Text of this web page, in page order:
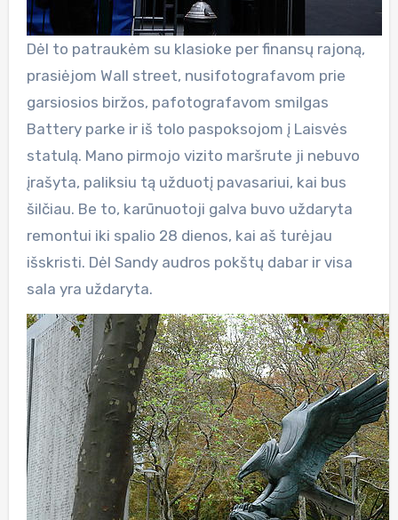
Dėl to patraukėm su klasioke per finansų rajoną,
prasiėjom Wall street, nusifotografavom prie
garsiosios biržos, pafotografavom smilgas
Battery parke ir iš tolo paspoksojom į Laisvės
statulą. Mano pirmojo vizito maršrute ji nebuvo
įrašyta, paliksiu tą užduotį pavasariui, kai bus
šilčiau. Be to, karūnuotoji galva buvo uždaryta
remontui iki spalio 28 dienos, kai aš turėjau
išskristi. Dėl Sandy audros pokštų dabar ir visa
sala yra uždaryta.